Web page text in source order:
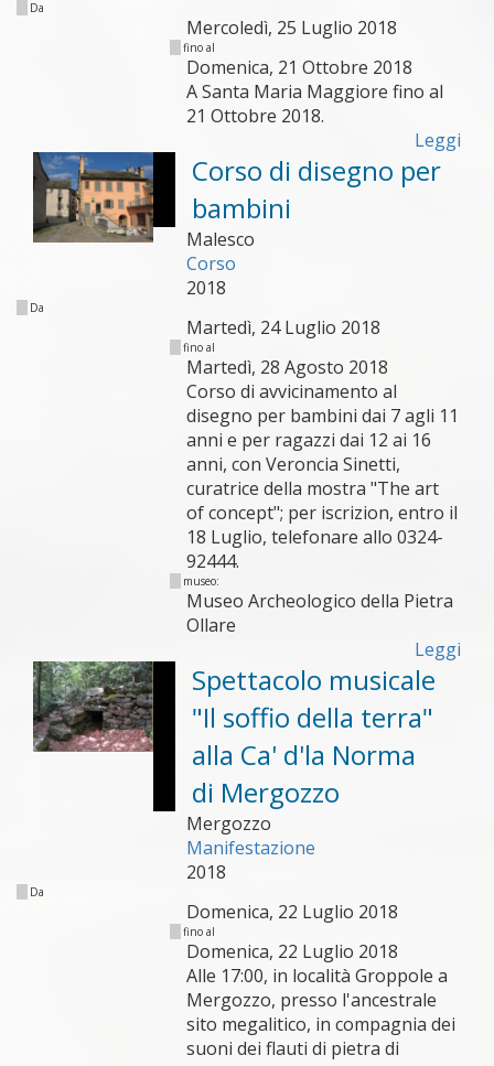
Da
Mercoledì, 25 Luglio 2018
fino al
Domenica, 21 Ottobre 2018
A Santa Maria Maggiore fino al
21 Ottobre 2018.
Leggi
Corso di disegno per
bambini
Malesco
Corso
2018
Da
Martedì, 24 Luglio 2018
fino al
Martedì, 28 Agosto 2018
Corso di avvicinamento al
disegno per bambini dai 7 agli 11
anni e per ragazzi dai 12 ai 16
anni, con Veroncia Sinetti,
curatrice della mostra "The art
of concept"; per iscrizion, entro il
18 Luglio, telefonare allo 0324-
92444.
museo:
Museo Archeologico della Pietra
Ollare
Leggi
Spettacolo musicale
"Il soffio della terra"
alla Ca' d'la Norma
di Mergozzo
Mergozzo
Manifestazione
2018
Da
Domenica, 22 Luglio 2018
fino al
Domenica, 22 Luglio 2018
Alle 17:00, in località Groppole a
Mergozzo, presso l'ancestrale
sito megalitico, in compagnia dei
suoni dei flauti di pietra di